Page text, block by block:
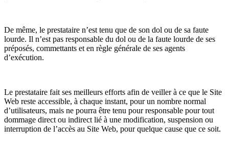
De même, le prestataire n’est tenu que de son dol ou de sa faute
lourde. Il n’est pas responsable du dol ou de la faute lourde de ses
préposés, commettants et en règle générale de ses agents
d’exécution.
Le prestataire fait ses meilleurs efforts afin de veiller à ce que le Site
Web reste accessible, à chaque instant, pour un nombre normal
d’utilisateurs, mais ne pourra être tenu pour responsable pour tout
dommage direct ou indirect lié à une modification, suspension ou
interruption de l’accès au Site Web, pour quelque cause que ce soit.